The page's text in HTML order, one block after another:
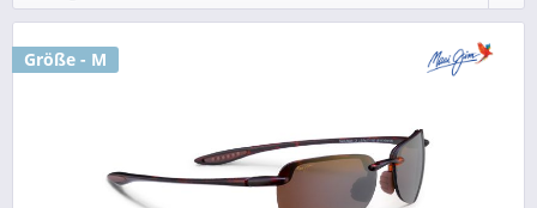
Größe - M